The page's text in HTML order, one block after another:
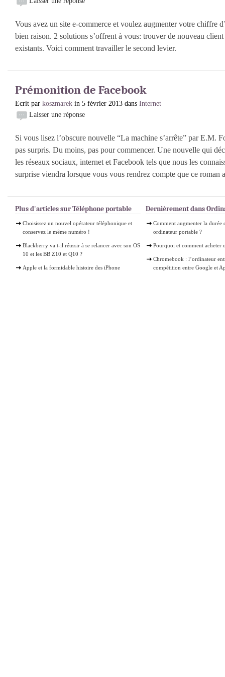
Vous avez un site e-commerce et voulez augmenter votre chiffre
bien raison. 2 solutions s’offrent à vous: trouver de nouveau
existants. Voici comment travailler le second levier.
Prémonition de Facebook
Ecrit par koszmarek in 5 février 2013 dans Internet
Laisser une réponse
Si vous lisez l’obscure nouvelle “La machine s’arrête” par E.M.
pas surpris. Du moins, pas pour commencer. Une nouvelle qui
les réseaux sociaux, internet et Facebook tels que nous les
surprise viendra lorsque vous vous rendrez compte que ce roman
Plus d'articles sur Téléphone portable
Choisissez un nouvel opérateur téléphonique et
conservez le même numéro !
Blackberry va t-il réussir à se relancer avec son OS
10 et les BB Z10 et Q10 ?
Apple et la formidable histoire des iPhone
Dernièrement dans
Comment augmenter la durée
ordinateur portable ?
Pourquoi et comment acheter
Chromebook : l’ordinateur
compétition entre Google et